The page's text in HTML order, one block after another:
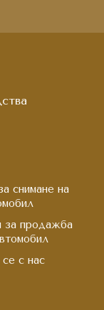
снимане на
за продажба
с нас